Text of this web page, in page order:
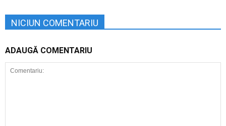
NICIUN COMENTARIU
ADAUGĂ COMENTARIU